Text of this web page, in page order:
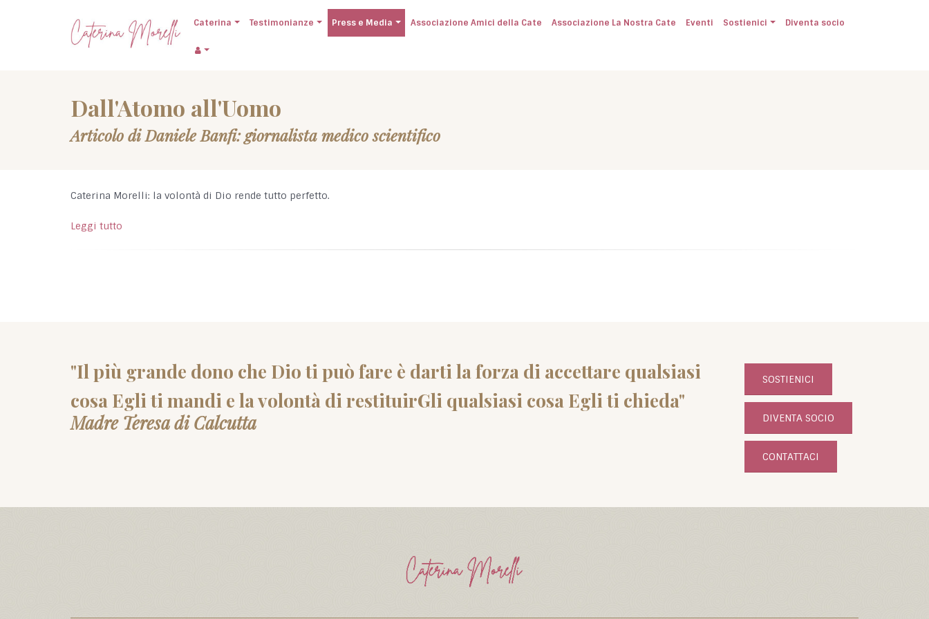
Caterina Testimonianze Press e Media Associazione Amici della Cate Associazione La Nostra Cate Eventi Sostienici Diventa socio
Dall'Atomo all'Uomo
Articolo di Daniele Banfi: giornalista medico scientifico
Caterina Morelli: la volontà di Dio rende tutto perfetto.
Leggi tutto
"Il più grande dono che Dio ti può fare è darti la forza di accettare qualsiasi
cosa Egli ti mandi e la volontà di restituirGli qualsiasi cosa Egli ti chieda"
Madre Teresa di Calcutta
SOSTIENICI
DIVENTA SOCIO
CONTATTACI